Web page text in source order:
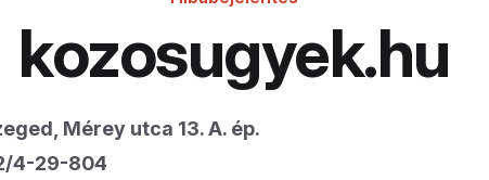
kozosugyek.hu
Mérey utca 13. A. ép.
4-29-804